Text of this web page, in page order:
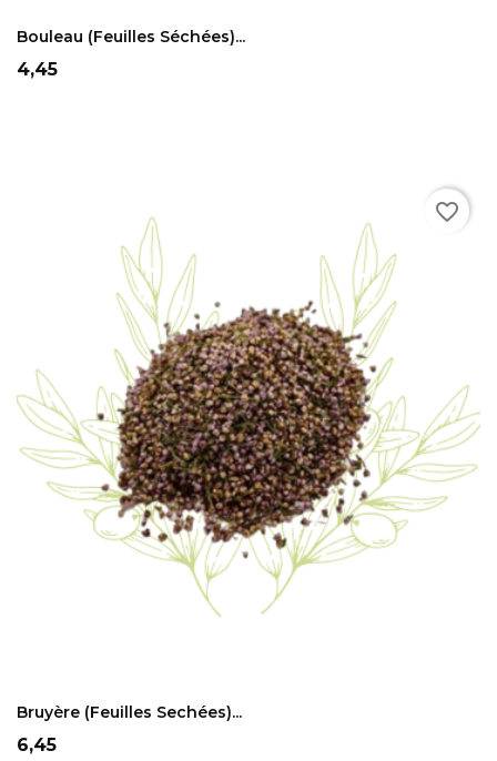
Bouleau (feuilles Séchées)...
Prix
4,45
Bruyère (feuilles Sechées)...
Prix
6,45
favorite_border